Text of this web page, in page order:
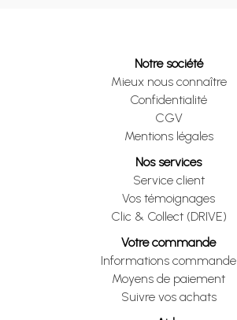
Notre société
Mieux nous connaître
Confidentialité
CGV
Mentions légales
Nos services
Service client
Vos témoignages
Clic & Collect (DRIVE)
Votre commande
Informations commande
Moyens de paiement
Suivre vos achats